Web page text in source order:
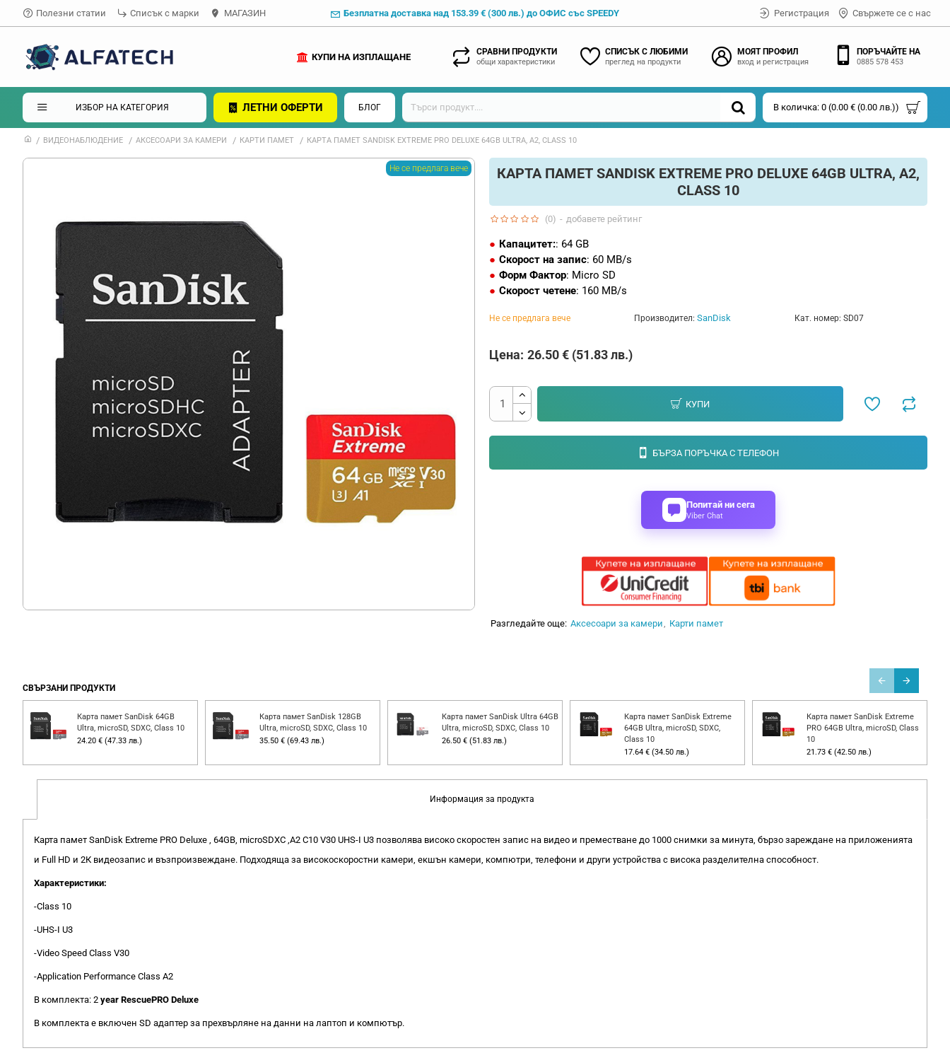
Полезни статии Списък с марки МАГАЗИН Безплатна доставка над 153.39 € (300 лв.) до ОФИС със SPEEDY Регистрация Свържете се с нас
СРАВНИ ПРОДУКТИ
общи характеристики
СПИСЪК С ЛЮБИМИ
преглед на продукти
МОЯТ ПРОФИЛ
вход и регистрация
ПОРЪЧАЙТЕ НА
0885 578 453
КУПИ НА ИЗПЛАЩАНЕ
ИЗБОР НА КАТЕГОРИЯ ЛЕТНИ ОФЕРТИ БЛОГ В количка: 0 (0.00 € (0.00 лв.))
ВИДЕОНАБЛЮДЕНИЕ АКСЕСОАРИ ЗА КАМЕРИ КАРТИ ПАМЕТ КАРТА ПАМЕТ SANDISK EXTREME PRO DELUXE 64GB ULTRA, A2, CLASS 10
Не се предлага вече
КАРТА ПАМЕТ SANDISK EXTREME PRO DELUXE 64GB ULTRA, A2,
CLASS 10
Капацитет:: 64 GB
Скорост на запис: 60 MB/s
Форм Фактор: Micro SD
Скорост четене: 160 MB/s
Не се предлага вече Производител: SanDisk Кат. номер: SD07
(0) - добавете рейтинг
Цена: 26.50 € (51.83 лв.)
КУПИ
БЪРЗА ПОРЪЧКА С ТЕЛЕФОН
Попитай ни сега
Viber Chat
Разгледайте още: Аксесоари за камери Карти памет
СВЪРЗАНИ ПРОДУКТИ
Карта памет SanDisk 64GB
Ultra, microSD, SDXC, Class 10
24.20 € (47.33 лв.)
Карта памет SanDisk 128GB
Ultra, microSD, SDXC, Class 10
35.50 € (69.43 лв.)
Карта памет SanDisk Ultra 64GB
Ultra, microSD, SDXC, Class 10
26.50 € (51.83 лв.)
Карта памет SanDisk Extreme
64GB Ultra, microSD, SDXC,
Class 10
17.64 € (34.50 лв.)
Карта памет SanDisk Extreme
PRO 64GB Ultra, microSD, Class
10
21.73 € (42.50 лв.)
Информация за продукта
Карта памет SanDisk Extreme PRO Deluxe , 64GB, microSDXC ,A2 C10 V30 UHS-I U3 позволява високо скоростен запис на видео и преместване до 1000 снимки за минута, бързо зареждане на приложенията
и Full HD и 2К видеозапис и възпроизвеждане. Подходяща за високоскоростни камери, екшън камери, компютри, телефони и други устройства с висока разделителна способност.
Характеристики:
-Class 10
-UHS-I U3
-Video Speed Class V30
-Application Performance Class A2
В комплекта: 2 year RescuePRO Deluxe
В комплекта е включен SD адаптер за прехвърляне на данни на лаптоп и компютър.